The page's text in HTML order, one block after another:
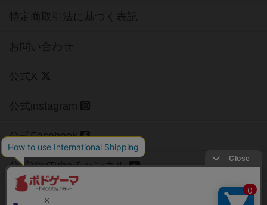
特定商取引法に基づく表記
お問い合わせ
公式X
公式instagram
公式Facebook
公式YouTubeチャンネル